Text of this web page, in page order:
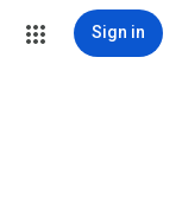
Sign in